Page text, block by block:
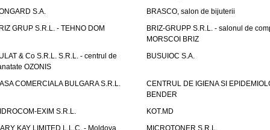
S.A.
BRASCO, salon de bijuterii
GRUP S.R.L. - TEHNO DOM
BRIZ-GRUPP S.R.L. - salonul de
MORSCOI BRIZ
& Co S.R.L. S.R.L. - centrul de
OZONIS
BUSUIOC S.A.
COMERCIALA BULGARA S.R.L.
CENTRUL DE IGIENA SI
BENDER
EXIM S.R.L.
KOT.MD
KAY LIMITED L.L.C. - Moldova
MICROTONER S.R.L.